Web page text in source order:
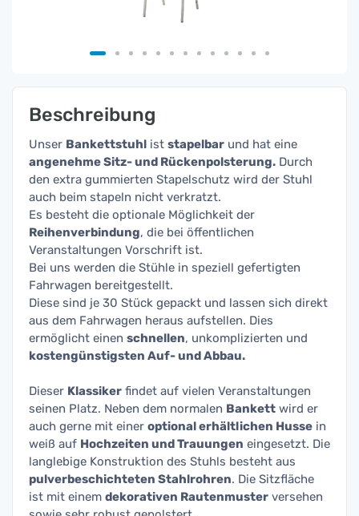
Beschreibung
Unser Bankettstuhl ist stapelbar und hat eine
angenehme Sitz- und Rückenpolsterung. Durch
den extra gummierten Stapelschutz wird der Stuhl
auch beim stapeln nicht verkratzt.
Es besteht die optionale Möglichkeit der
Reihenverbindung, die bei öffentlichen
Veranstaltungen Vorschrift ist.
Bei uns werden die Stühle in speziell gefertigten
Fahrwagen bereitgestellt.
Diese sind je 30 Stück gepackt und lassen sich direkt
aus dem Fahrwagen heraus aufstellen. Dies
ermöglicht einen schnellen, unkomplizierten und
kostengünstigsten Auf- und Abbau.
Dieser Klassiker findet auf vielen Veranstaltungen
seinen Platz. Neben dem normalen Bankett wird er
auch gerne mit einer optional erhältlichen Husse in
weiß auf Hochzeiten und Trauungen eingesetzt. Die
langlebige Konstruktion des Stuhls besteht aus
pulverbeschichteten Stahlrohren. Die Sitzfläche
ist mit einem dekorativen Rautenmuster versehen